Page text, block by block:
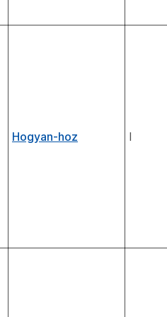
Hogyan-hoz I